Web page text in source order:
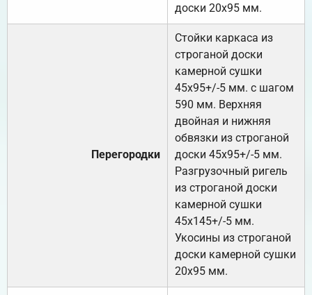
доски 20х95 мм.
Перегородки
Стойки каркаса из
строганой доски
камерной сушки
45х95+/-5 мм. с шагом
590 мм. Верхняя
двойная и нижняя
обвязки из строганой
доски 45х95+/-5 мм.
Разгрузочный ригель
из строганой доски
камерной сушки
45х145+/-5 мм.
Укосины из строганой
доски камерной сушки
20х95 мм.